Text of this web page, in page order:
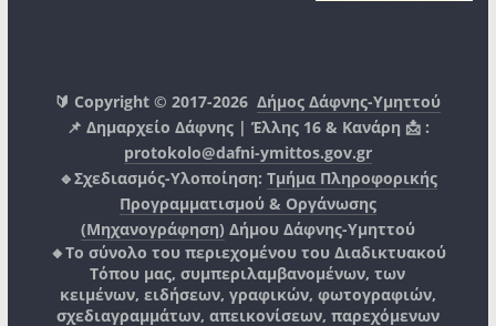
🔰 Copyright © 2017-2026Δήμος Δάφνης-Υμηττού
📌 Δημαρχείο Δάφνης | Έλλης 16 & Κανάρη 📩 :
protokolo@dafni-ymittos.gov.gr
🔹Σχεδιασμός-Υλοποίηση: Τμήμα Πληροφορικής
Προγραμματισμού & Οργάνωσης
(Μηχανογράφηση) Δήμου Δάφνης-Υμηττού
🔸Το σύνολο του περιεχομένου του Διαδικτυακού
Τόπου μας, συμπεριλαμβανομένων, των
κειμένων, ειδήσεων, γραφικών, φωτογραφιών,
σχεδιαγραμμάτων, απεικονίσεων, παρεχόμενων